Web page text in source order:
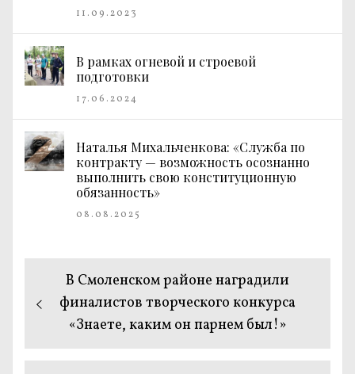
11.09.2023
В рамках огневой и строевой
подготовки
17.06.2024
Наталья Михальченкова: «Служба по
контракту — возможность осознанно
выполнить свою конституционную
обязанность»
08.08.2025
Навигация
по
записям
Предыдущая
запись:
В Смоленском районе наградили
финалистов творческого конкурса
«Знаете, каким он парнем был!»